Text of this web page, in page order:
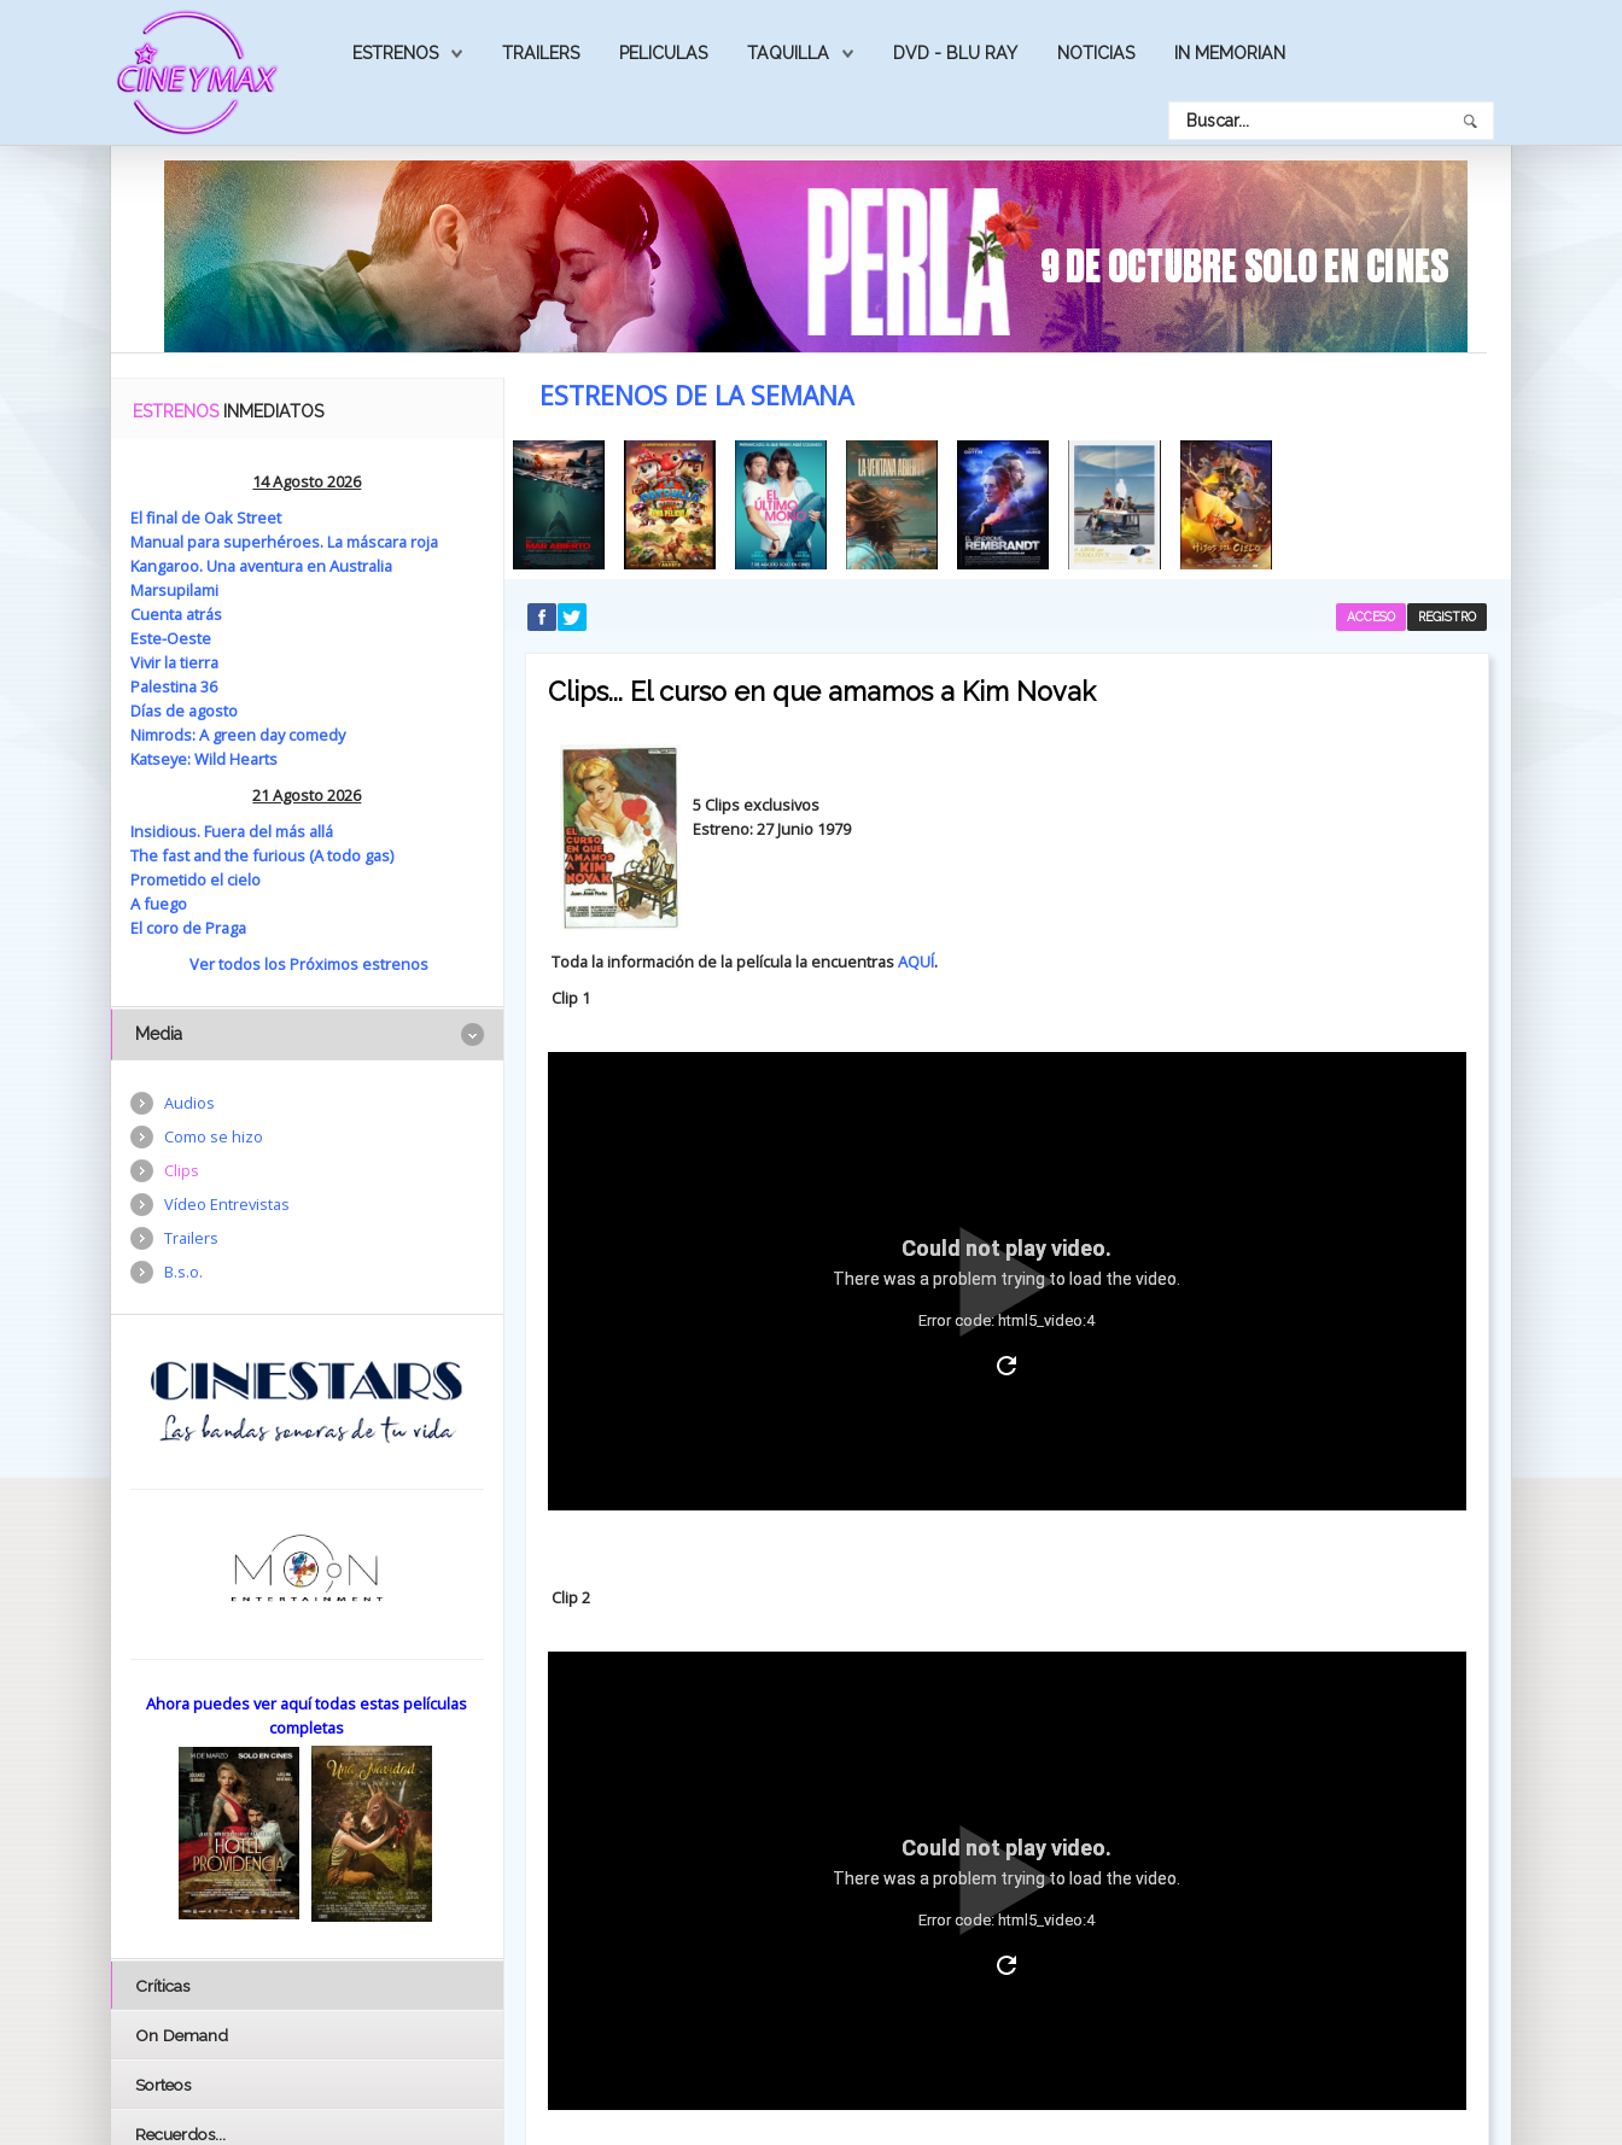
ESTRENOS TRAILERS PELICULAS TAQUILLA DVD - BLU RAY NOTICIAS IN MEMORIAN
ESTRENOS DE LA SEMANA
REGISTRO
ACCESO
Clips... El curso en que amamos a Kim Novak
5 Clips exclusivos
Estreno: 27 Junio 1979
Toda la información de la película la encuentrasAQUÍ.
Clip 1
Could not play video.
There was a problem trying to load the video.
Error code: html5_video:4
Clip 2
Could not play video.
There was a problem trying to load the video.
Error code: html5_video:4
ESTRENOS INMEDIATOS
14 Agosto 2026
El final de Oak Street
Manual para superhéroes. La máscara roja
Kangaroo. Una aventura en Australia
Marsupilami
Cuenta atrás
Este-Oeste
Vivir la tierra
Palestina 36
Días de agosto
Nimrods: A green day comedy
Katseye: Wild Hearts
21 Agosto 2026
Insidious. Fuera del más allá
The fast and the furious (A todo gas)
Prometido el cielo
A fuego
El coro de Praga
Ver todos los Próximos estrenos
Media
Audios
Como se hizo
Clips
Vídeo Entrevistas
Trailers
B.s.o.
Ahora puedes ver aquí todas estas películas
completas
Críticas
On Demand
Sorteos
Recuerdos...